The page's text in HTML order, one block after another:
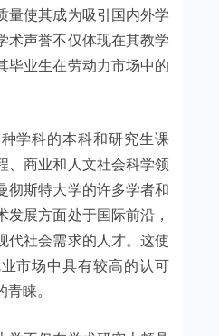
量使其成为吸引国内外学
术声誉不仅体现在其教学
毕业生在劳动力市场中的
学科的本科和研究生课
、商业和人文社会科学领
彻斯特大学的许多学者和
展方面处于国际前沿，
代社会需求的人才。这使
市场中具有较高的认可
睐。